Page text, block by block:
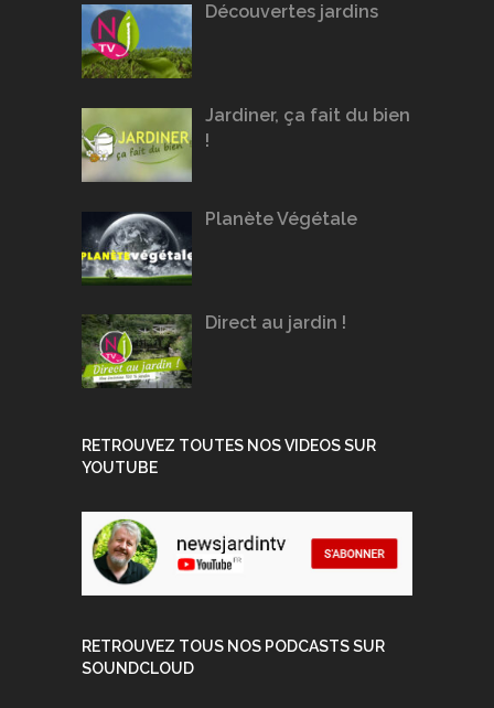
Découvertes jardins
Jardiner, ça fait du bien
!
Planète Végétale
Direct au jardin !
RETROUVEZ TOUTES NOS VIDEOS SUR
YOUTUBE
RETROUVEZ TOUS NOS PODCASTS SUR
SOUNDCLOUD